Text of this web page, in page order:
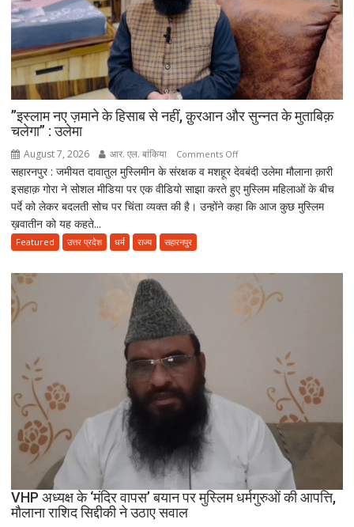
हमारी
व्यक्तिगत
जिम्मेदारी
”इस्लाम नए ज़माने के हिसाब से नहीं, क़ुरआन और सुन्नत के मुताबिक़
चलेगा” : उलेमा
August 7, 2026 आर. एल. बांकिया Comments Offon
”इस्लाम
नए
ज़माने
नहीं,
क़ुरआन
उलेमा
सहारनपुर : जमीयत दावातुल मुस्लिमीन के संरक्षक व मशहूर देवबंदी उलेमा मौलाना क़ारी
इसहाक़ गोरा ने सोशल मीडिया पर एक वीडियो साझा करते हुए मुस्लिम महिलाओं के बीच
पर्दे को लेकर बदलती सोच पर चिंता व्यक्त की है। उन्होंने कहा कि आज कुछ मुस्लिम
ख़वातीन को यह कहते...
Featured उत्तर प्रदेश धर्म राज्य सहारनपुर
VHP अध्यक्ष के ‘मंदिर वापस’ बयान पर मुस्लिम धर्मगुरुओं की आपत्ति,
मौलाना राशिद सिद्दीकी ने उठाए सवाल